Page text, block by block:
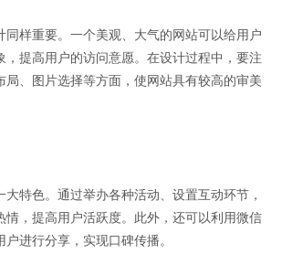
同样重要。一个美观、大气的网站可以给用户
，提高用户的访问意愿。在设计过程中，要注
局、图片选择等方面，使网站具有较高的审美
大特色。通过举办各种活动、设置互动环节，
情，提高用户活跃度。此外，还可以利用微信
进行分享，实现口碑传播。